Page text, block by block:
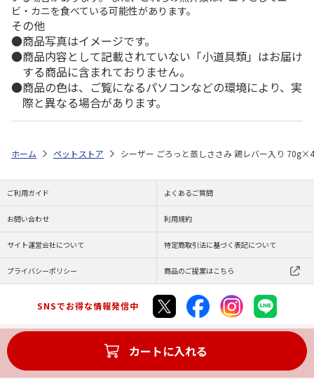
ビ・カニを食べている可能性があります。
その他
商品写真はイメージです。
商品内容として記載されていない「小道具類」はお届け
する商品に含まれておりません。
商品の色は、ご覧になるパソコンなどの環境により、実
際と異なる場合があります。
カートに入れる
ホーム ペットストア シーザー ごろっと蒸しささみ 鶏レバー入り
ご利用ガイド よくあるご質問
お問い合わせ 利用規約
サイト運営会社について 特定商取引法に基づく表記について
プライバシーポリシー 商品のご提案はこちら
SNSでお得な情報発信中